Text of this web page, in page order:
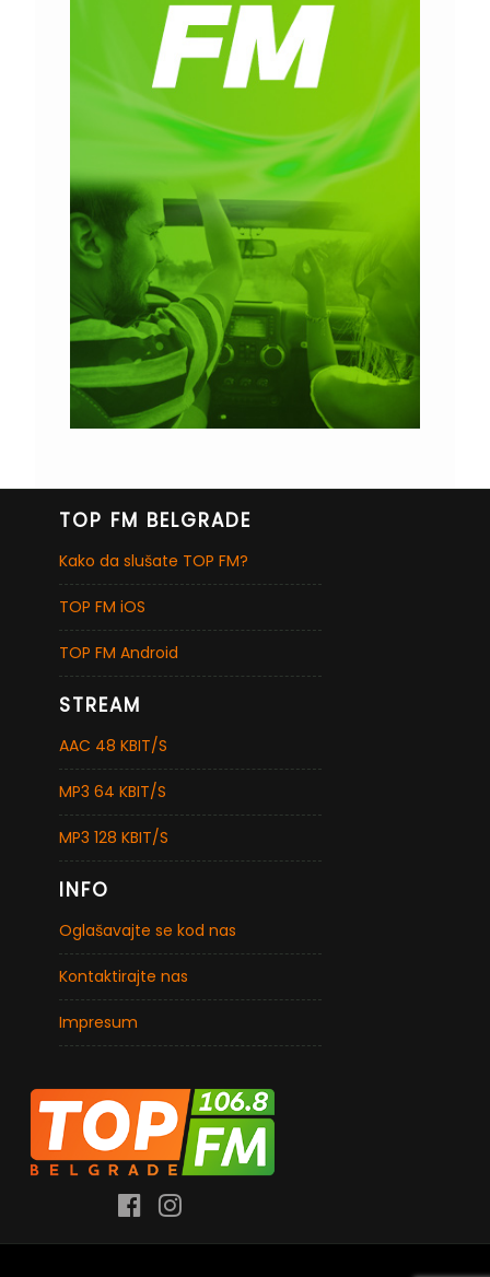
TOP FM BELGRADE
Kako da slušate TOP FM?
TOP FM iOS
TOP FM Android
STREAM
AAC 48 KBIT/S
MP3 64 KBIT/S
MP3 128 KBIT/S
INFO
Oglašavajte se kod nas
Kontaktirajte nas
Impresum